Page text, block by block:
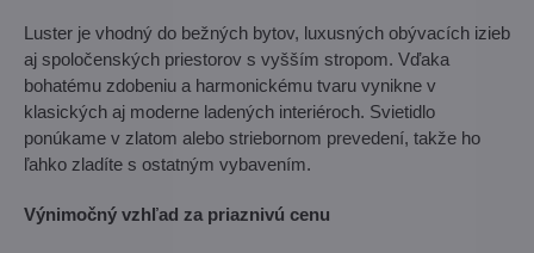
Luster je vhodný do bežných bytov, luxusných obývacích izieb
aj spoločenských priestorov s vyšším stropom. Vďaka
bohatému zdobeniu a harmonickému tvaru vynikne v
klasických aj moderne ladených interiéroch. Svietidlo
ponúkame v zlatom alebo striebornom prevedení, takže ho
ľahko zladíte s ostatným vybavením.
Výnimočný vzhľad za priaznivú cenu